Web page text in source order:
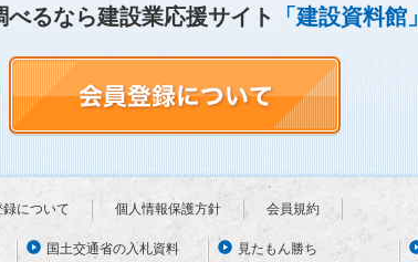
るなら建設業応援サイト 「建設資料館」
について 個人情報保護方針 会員規約
国土交通省の入札資料 見たもん勝ち